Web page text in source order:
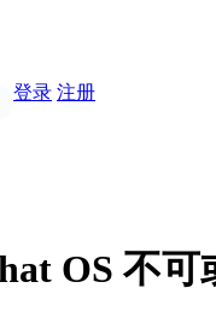
登录 注册
OS 不